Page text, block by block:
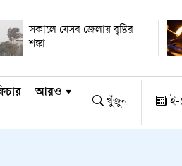
সকালে যেসব জেলায় বৃষ্টির
শঙ্কা
আরও
খুঁজুন ই-